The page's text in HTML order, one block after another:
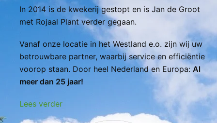
In 2014 is de kwekerij gestopt en is Jan de Groot
met Rojaal Plant verder gegaan.
Vanaf onze locatie in het Westland e.o. zijn wij uw
betrouwbare partner, waarbij service en efficiëntie
voorop staan. Door heel Nederland en Europa: Al
meer dan 25 jaar!
Lees verder